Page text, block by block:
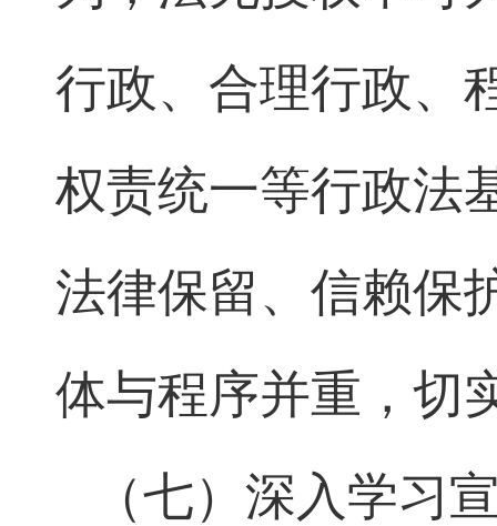
行政、合理行政、
权责统一等行政法
法律保留、信赖保
体与程序并重，切
（七）深入学习